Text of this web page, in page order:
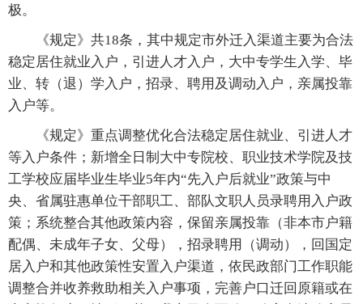
极。
《规定》共18条，其中规定市外迁入渠道主要为合法
稳定居住就业入户，引进人才入户，大中专学生入学、毕
业、转（退）学入户，招录、聘用及调动入户，亲属投靠
入户等。
《规定》重点调整优化合法稳定居住就业、引进人才
等入户条件；新增全日制大中专院校、职业技术学院及技
工学校应届毕业生毕业5年内“先入户后就业”政策与中
央、省属驻惠单位干部职工、部队文职人员录聘用入户政
策；系统整合其他政策内容，保留亲属投靠（非本市户籍
配偶、未成年子女、父母），招录聘用（调动），回国定
居入户和其他政策性安置入户渠道，依民政部门工作职能
调整合并收养救助相关入户事项，完善户口迁回原籍或在